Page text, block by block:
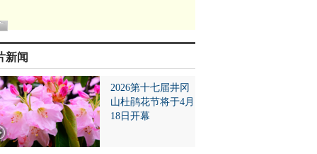
新闻
2026第十七届井冈
山杜鹃花节将于4月
18日开幕